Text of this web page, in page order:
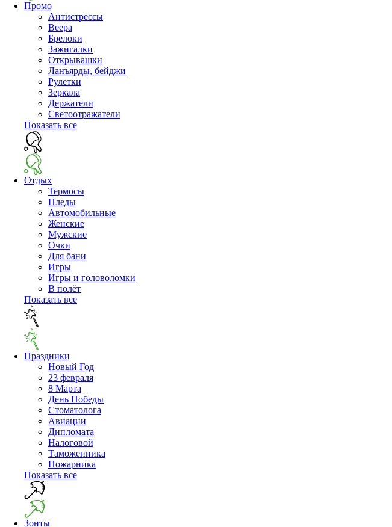
Промо
Антистрессы
Веера
Брелоки
Зажигалки
Открывашки
Ланъярды, бейджи
Рулетки
Зеркала
Держатели
Светоотражатели
Показать все
Отдых
Термосы
Пледы
Автомобильные
Женские
Мужские
Очки
Для бани
Игры
Игры и головоломки
В полёт
Показать все
Праздники
Новый Год
23 февраля
8 Марта
День Победы
Cтоматолога
Авиации
Дипломата
Налоговой
Таможенника
Пожарника
Показать все
Зонты